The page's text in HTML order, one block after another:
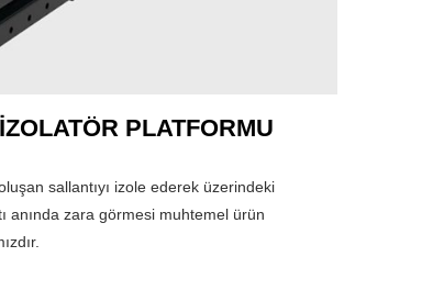
PLATFORMU
sallantıyı izole ederek üzerindeki
anında zara görmesi muhtemel ürün